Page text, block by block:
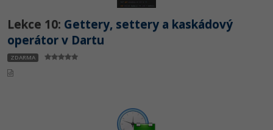
Lekce 10: Gettery, settery a kaskádový
operátor v Dartu
ZDARMA